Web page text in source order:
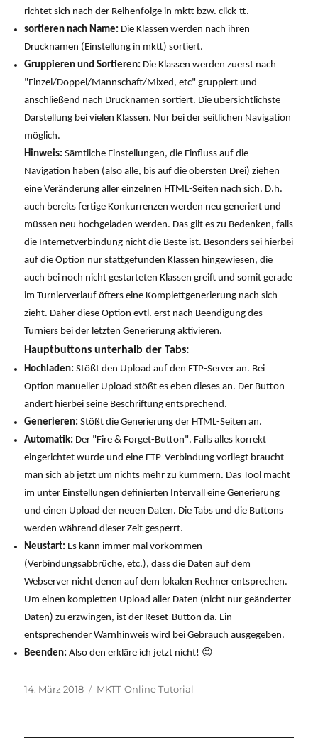
richtet sich nach der Reihenfolge in mktt bzw. click-tt.
sortieren nach Name: Die Klassen werden nach ihren
Drucknamen (Einstellung in mktt) sortiert.
Gruppieren und Sortieren: Die Klassen werden zuerst nach
"Einzel/Doppel/Mannschaft/Mixed, etc" gruppiert und
anschließend nach Drucknamen sortiert. Die übersichtlichste
Darstellung bei vielen Klassen. Nur bei der seitlichen Navigation
möglich.
Hinweis: Sämtliche Einstellungen, die Einfluss auf die
Navigation haben (also alle, bis auf die obersten Drei) ziehen
eine Veränderung aller einzelnen HTML-Seiten nach sich. D.h.
auch bereits fertige Konkurrenzen werden neu generiert und
müssen neu hochgeladen werden. Das gilt es zu Bedenken, falls
die Internetverbindung nicht die Beste ist. Besonders sei hierbei
auf die Option nur stattgefunden Klassen hingewiesen, die
auch bei noch nicht gestarteten Klassen greift und somit gerade
im Turnierverlauf öfters eine Komplettgenerierung nach sich
zieht. Daher diese Option evtl. erst nach Beendigung des
Turniers bei der letzten Generierung aktivieren.
Hauptbuttons unterhalb der Tabs:
Hochladen: Stößt den Upload auf den FTP-Server an. Bei
Option manueller Upload stößt es eben dieses an. Der Button
ändert hierbei seine Beschriftung entsprechend.
Generieren: Stößt die Generierung der HTML-Seiten an.
Automatik: Der "Fire & Forget-Button". Falls alles korrekt
eingerichtet wurde und eine FTP-Verbindung vorliegt braucht
man sich ab jetzt um nichts mehr zu kümmern. Das Tool macht
im unter Einstellungen definierten Intervall eine Generierung
und einen Upload der neuen Daten. Die Tabs und die Buttons
werden während dieser Zeit gesperrt.
Neustart: Es kann immer mal vorkommen
(Verbindungsabbrüche, etc.), dass die Daten auf dem
Webserver nicht denen auf dem lokalen Rechner entsprechen.
Um einen kompletten Upload aller Daten (nicht nur geänderter
Daten) zu erzwingen, ist der Reset-Button da. Ein
entsprechender Warnhinweis wird bei Gebrauch ausgegeben.
Beenden: Also den erkläre ich jetzt nicht! 😉
Veröffentlicht
14. März 2018 Kategorien
MKTT-Online Tutorial